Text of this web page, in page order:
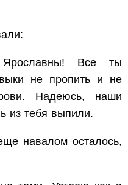
Все ты
не пропить и не
Надеюсь, наши
из тебя выпили.
навалом осталось,